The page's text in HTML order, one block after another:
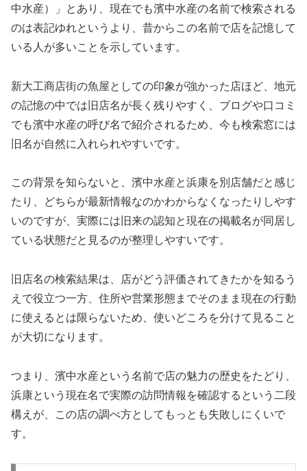
中水産）」とあり、現在でも濱中水産の名前で検索される
のは表記ゆれというより、昔からこの名前で店を記憶して
いる人が多いことを示しています。
新大工商店街の魚屋としての印象が強かった店ほど、地元
の記憶の中では旧店名が長く残りやすく、ブログや口コミ
でも濱中水産の呼び名で紹介されるため、今も検索窓には
旧名が自然に入れられやすいです。
この背景を知らないと、濱中水産と浜康を別店舗だと感じ
たり、どちらが最新情報なのかわからなくなったりしやす
いのですが、実際には旧来の認知と現在の掲載名が同居し
ている状態だと見るのが整理しやすいです。
旧店名の検索結果は、店がどう評価されてきたかを知るう
えで役立つ一方、住所や営業形態までそのまま現在の行動
に使えるとは限らないため、使いどころを分けて見ること
が大切になります。
つまり、濱中水産という名前で店の魅力の歴史をたどり、
浜康という現在名で実際の訪問情報を確認するという二段
構えが、この店の調べ方としてもっとも失敗しにくいで
す。